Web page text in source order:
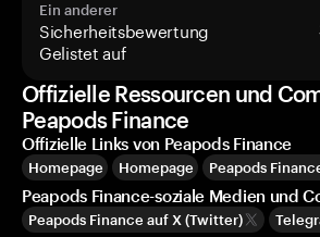
Ein anderer
Sicherheitsbewertung
Gelistet auf
Offizielle Ressourcen und
Peapods Finance
Offizielle Links von Peapods Finance
Homepage Homepage Peapods
Peapods Finance-soziale Medien und
Peapods Finance auf X (Twitter)